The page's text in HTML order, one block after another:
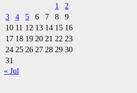
1
2
3
4 5 6 7 8
9
10 11 12 13 14 15 16
17 18 19 20 21 22 23
24 25 26 27 28 29 30
31
« Jul